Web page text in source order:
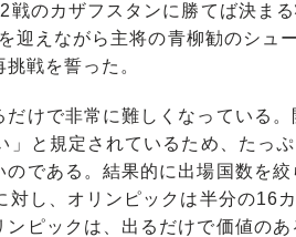
のカザフスタンに勝てば決ま
迎えながら主将の青柳勧のシュ
戦を誓った。
けで非常に難しくなっている。
と規定されているため、たっ
である。結果的に出場国数を絞
し、オリンピックは半分の16
ピックは、出るだけで価値のあ